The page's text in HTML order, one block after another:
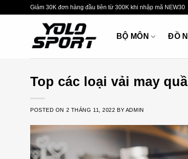
Giảm 30K đơn hàng đầu tiên từ 300K khi nhập mã NEW30
BỘ MÔN ĐỒ
Top các loại vải may
POSTED ON 2 THÁNG 11, 2022 BY ADMIN